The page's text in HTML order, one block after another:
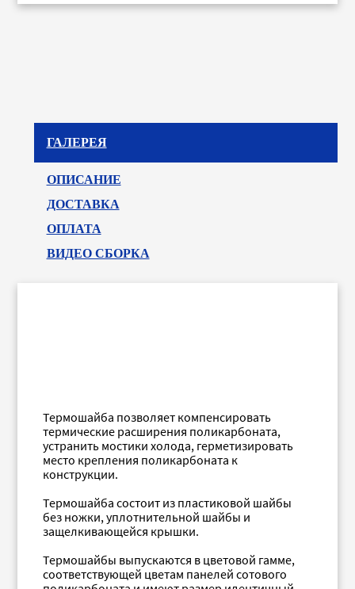
ГАЛЕРЕЯ
ОПИСАНИЕ
ДОСТАВКА
ОПЛАТА
ВИДЕО СБОРКА
Термошайба позволяет компенсировать
термические расширения поликарбоната,
устранить мостики холода, герметизировать
место крепления поликарбоната к
конструкции.
Термошайба состоит из пластиковой шайбы
без ножки, уплотнительной шайбы и
защелкивающейся крышки.
Термошайбы выпускаются в цветовой гамме,
соответствующей цветам панелей сотового